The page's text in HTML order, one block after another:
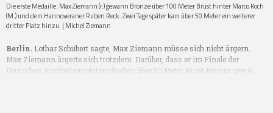
Die erste Medaille: Max Ziemann (r.) gewann Bronze über 100 Meter Brust hinter Marco Koch
(M.) und dem Hannoveraner Ruben Reck. Zwei Tage später kam über 50 Meter ein weiterer
dritter Platz hinzu. | Michel Ziemann
Berlin. Lothar Schubert sagte, Max Ziemann müsse sich nicht ärgern.
Max Ziemann ärgerte sich trotzdem. Darüber, dass er im Finale der
Deutschen Kurzbahnmeisterschaften über 50 Meter Brust Bronze gewo…